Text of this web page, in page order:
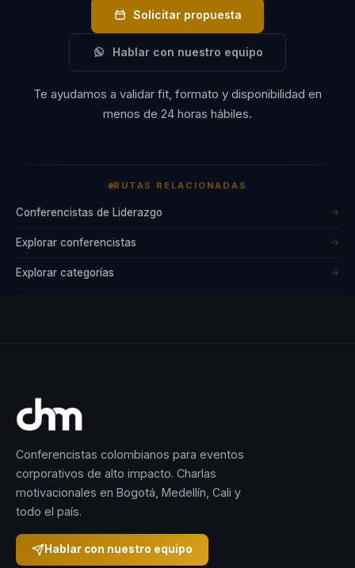
Solicitar propuesta
Hablar con nuestro equipo
Te ayudamos a validar fit, formato y disponibilidad en
menos de 24 horas hábiles.
RUTAS RELACIONADAS
Conferencistas de Liderazgo →
Explorar conferencistas →
Explorar categorías →
Conferencistas colombianos para eventos
corporativos de alto impacto. Charlas
motivacionales en Bogotá, Medellín, Cali y
todo el país.
Hablar con nuestro equipo